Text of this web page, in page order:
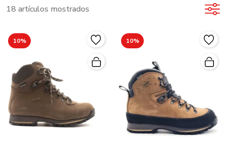
18 artículos mostrados
10% 10%